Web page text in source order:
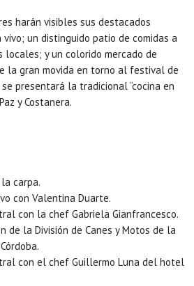
harán visibles sus destacados
un distinguido patio de comidas a
y un colorido mercado de
la gran movida en torno al festival de
presentará la tradicional “cocina en
y Costanera.
carpa.
con Valentina Duarte.
con la chef Gabriela Gianfrancesco.
de la División de Canes y Motos de la
con el chef Guillermo Luna del hotel